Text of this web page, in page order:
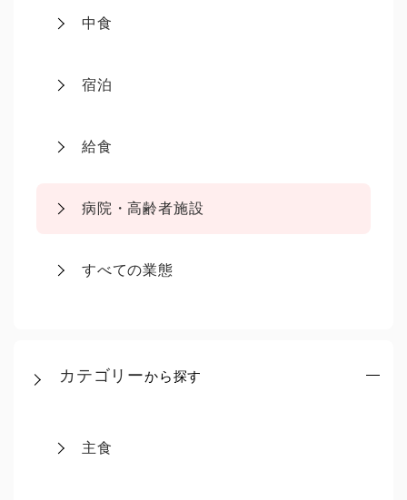
中食
宿泊
給食
病院・高齢者施設
すべての業態
カテゴリーから探す
主食